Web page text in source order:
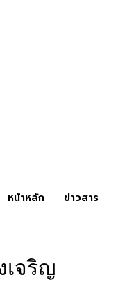
หน้าหลัก ข่าวสาร
เจริญ